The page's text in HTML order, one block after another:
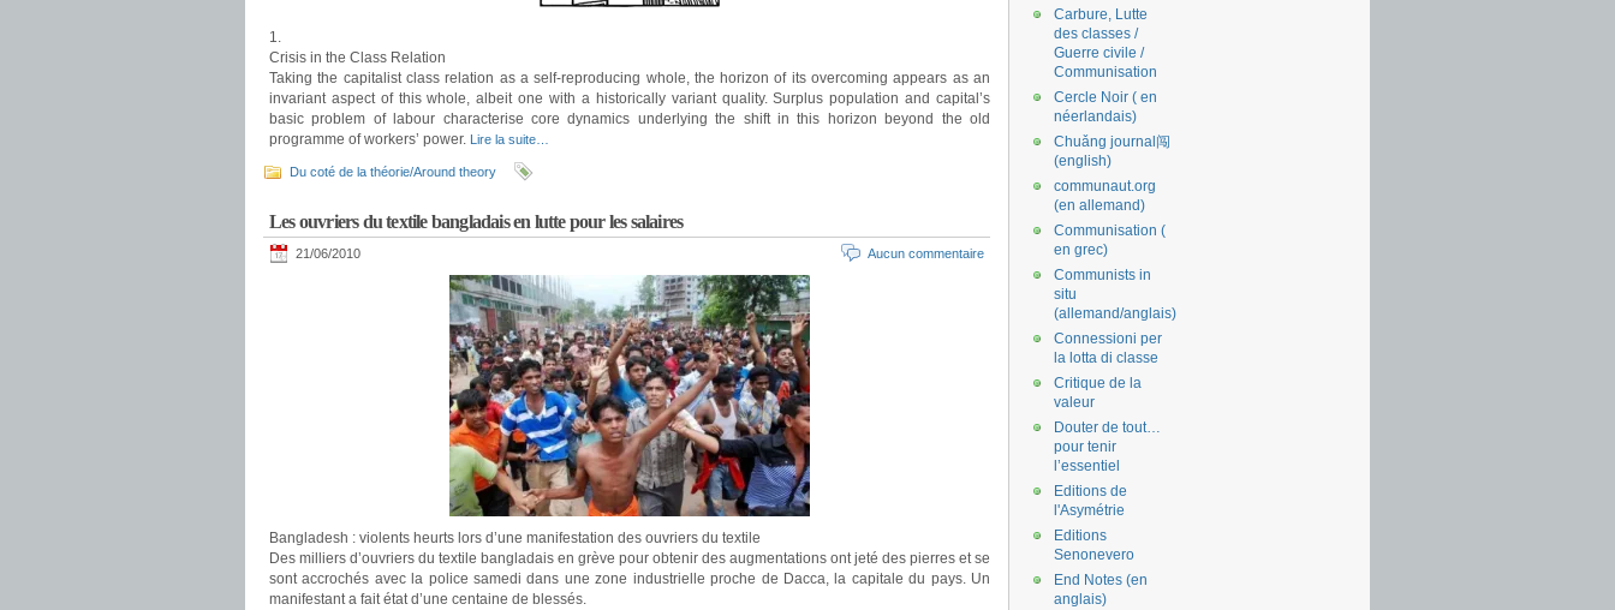
1.
Crisis in the Class Relation
Taking the capitalist class relation as a self-reproducing whole, the horizon of its overcoming appears as an
invariant aspect of this whole, albeit one with a historically variant quality. Surplus population and capital’s
basic problem of labour characterise core dynamics underlying the shift in this horizon beyond the old
programme of workers’ power. Lire la suite…
Du coté de la théorie/Around theory
Les ouvriers du textile bangladais en lutte pour les salaires
21/06/2010 Aucun commentaire
Bangladesh : violents heurts lors d’une manifestation des ouvriers du textile
Des milliers d’ouvriers du textile bangladais en grève pour obtenir des augmentations ont jeté des pierres et se
sont accrochés avec la police samedi dans une zone industrielle proche de Dacca, la capitale du pays. Un
manifestant a fait état d’une centaine de blessés.
Carbure, Lutte
des classes /
Guerre civile /
Communisation
Cercle Noir ( en
néerlandais)
Chuǎng journal闯
(english)
communaut.org
(en allemand)
Communisation (
en grec)
Communists in
situ
(allemand/anglais)
Connessioni per
la lotta di classe
Critique de la
valeur
Douter de tout…
pour tenir
l’essentiel
Editions de
l'Asymétrie
Editions
Senonevero
End Notes (en
anglais)